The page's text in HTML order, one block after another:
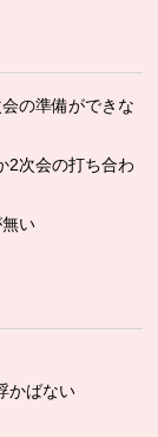
の準備ができな
2次会の打ち合わ
い
かばない